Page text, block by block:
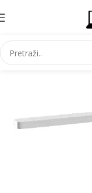
Početna Elektronika